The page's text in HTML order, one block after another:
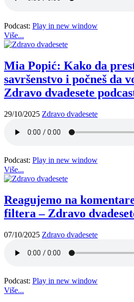
Podcast: Play in new window
Više...
Mia Popić: Kako da
savršenstvo i počneš da
Zdravo dvadesete
29/10/2025 Zdravo dvadesete
Podcast: Play in new window
Više...
Reagujemo na
filtera – Zdravo
07/10/2025 Zdravo dvadesete
Podcast: Play in new window
Više...